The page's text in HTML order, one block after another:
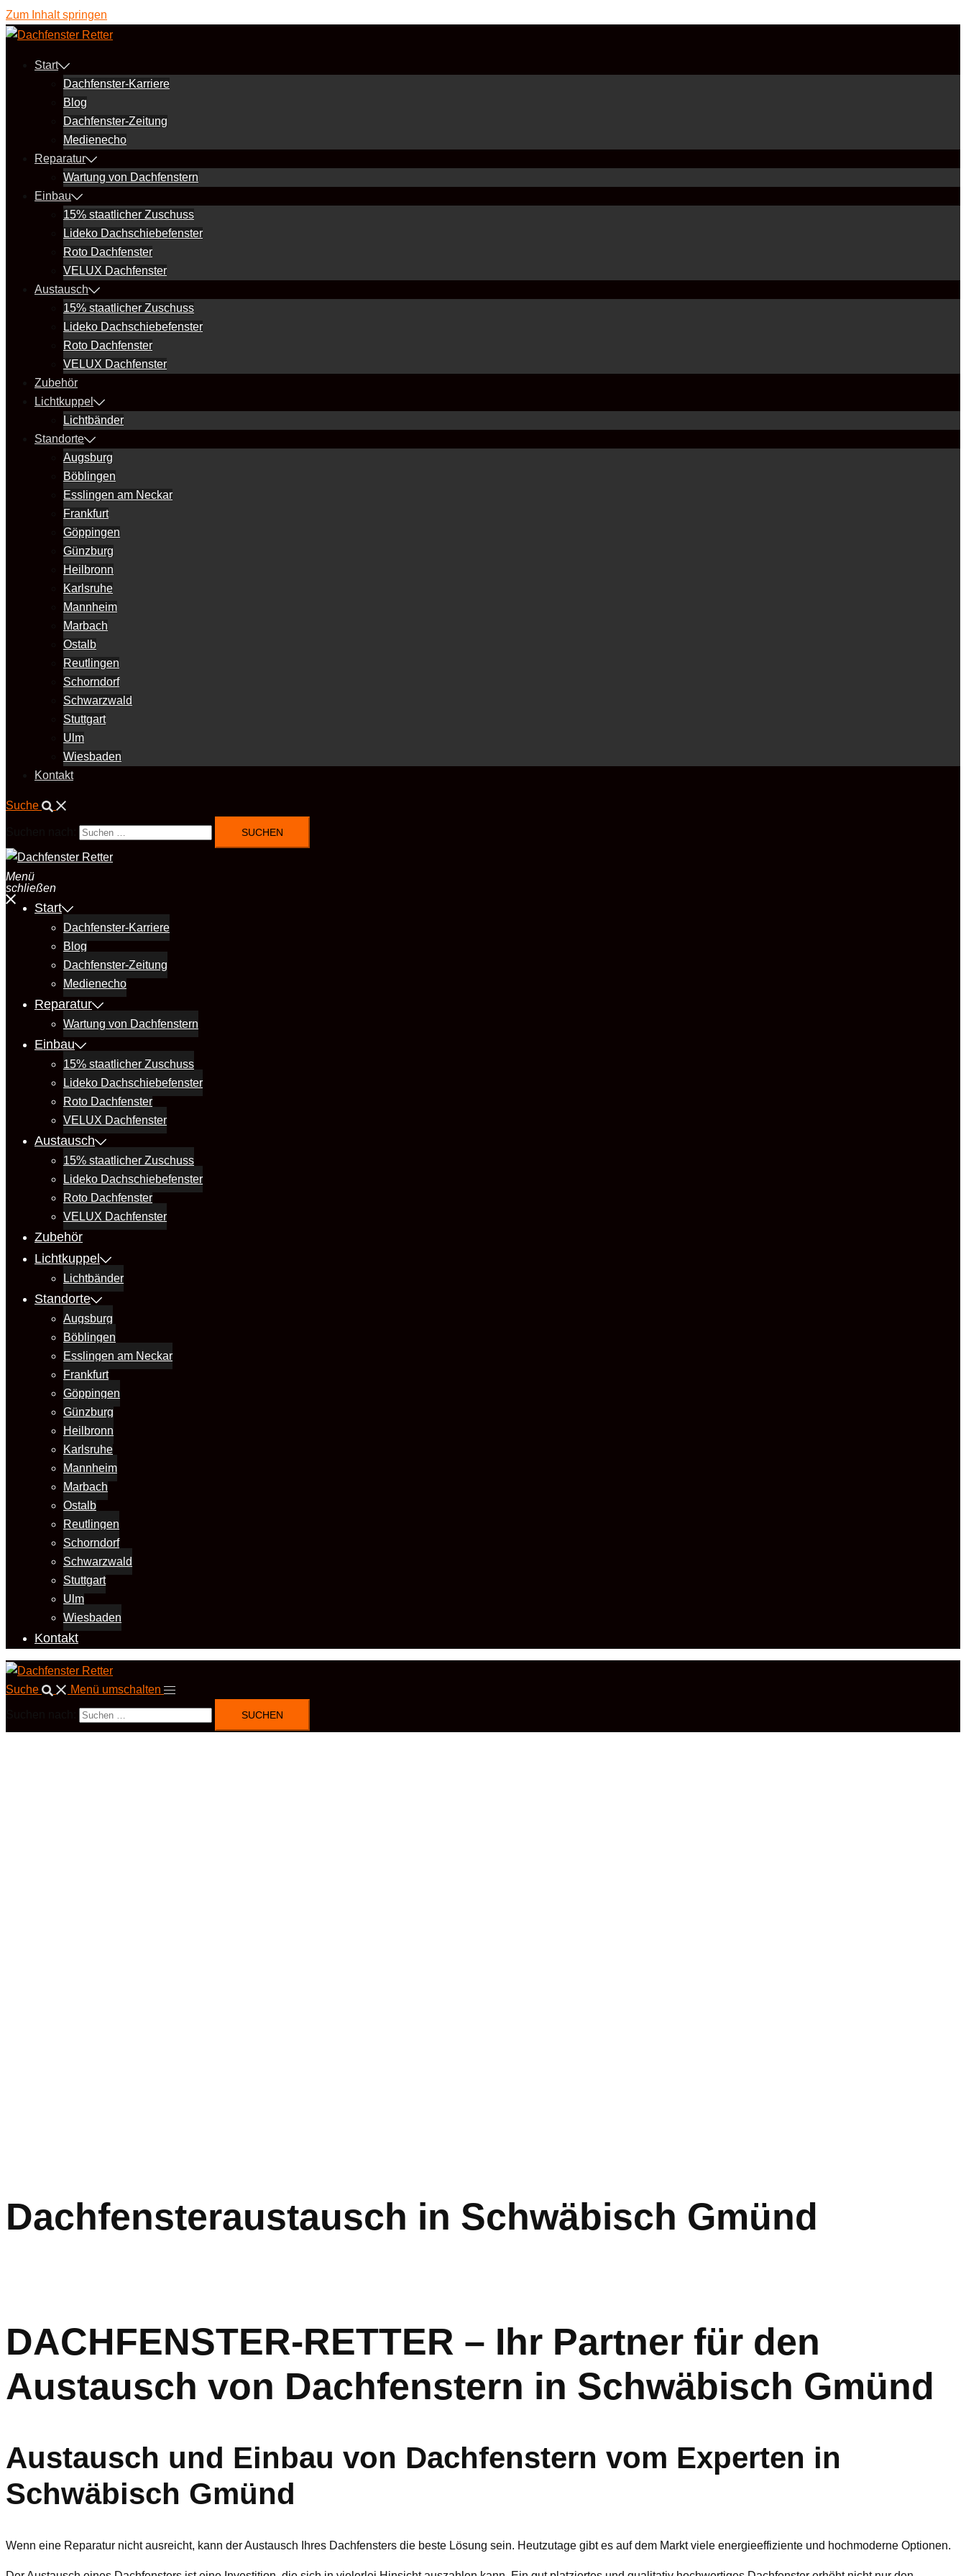
Zum Inhalt springen
Start
Dachfenster-Karriere
Blog
Dachfenster-Zeitung
Medienecho
Reparatur
Wartung von Dachfenstern
Einbau
15% staatlicher Zuschuss
Lideko Dachschiebefenster
Roto Dachfenster
VELUX Dachfenster
Austausch
15% staatlicher Zuschuss
Lideko Dachschiebefenster
Roto Dachfenster
VELUX Dachfenster
Zubehör
Lichtkuppel
Lichtbänder
Standorte
Augsburg
Böblingen
Esslingen am Neckar
Frankfurt
Göppingen
Günzburg
Heilbronn
Karlsruhe
Mannheim
Marbach
Ostalb
Reutlingen
Schorndorf
Schwarzwald
Stuttgart
Ulm
Wiesbaden
Kontakt
Suche
Menü
schließen
Start
Dachfenster-Karriere
Blog
Dachfenster-Zeitung
Medienecho
Reparatur
Wartung von Dachfenstern
Einbau
15% staatlicher Zuschuss
Lideko Dachschiebefenster
Roto Dachfenster
VELUX Dachfenster
Austausch
15% staatlicher Zuschuss
Lideko Dachschiebefenster
Roto Dachfenster
VELUX Dachfenster
Zubehör
Lichtkuppel
Lichtbänder
Standorte
Augsburg
Böblingen
Esslingen am Neckar
Frankfurt
Göppingen
Günzburg
Heilbronn
Karlsruhe
Mannheim
Marbach
Ostalb
Reutlingen
Schorndorf
Schwarzwald
Stuttgart
Ulm
Wiesbaden
Kontakt
Suche Menü umschalten
Dachfensteraustausch in Schwäbisch Gmünd
DACHFENSTER-RETTER – Ihr Partner für den
Austausch von Dachfenstern in Schwäbisch Gmünd
Austausch und Einbau von Dachfenstern vom Experten in
Schwäbisch Gmünd
Wenn eine Reparatur nicht ausreicht, kann der Austausch Ihres Dachfensters die beste Lösung sein. Heutzutage gibt es auf dem Markt viele energieeffiziente und hochmoderne Optionen.